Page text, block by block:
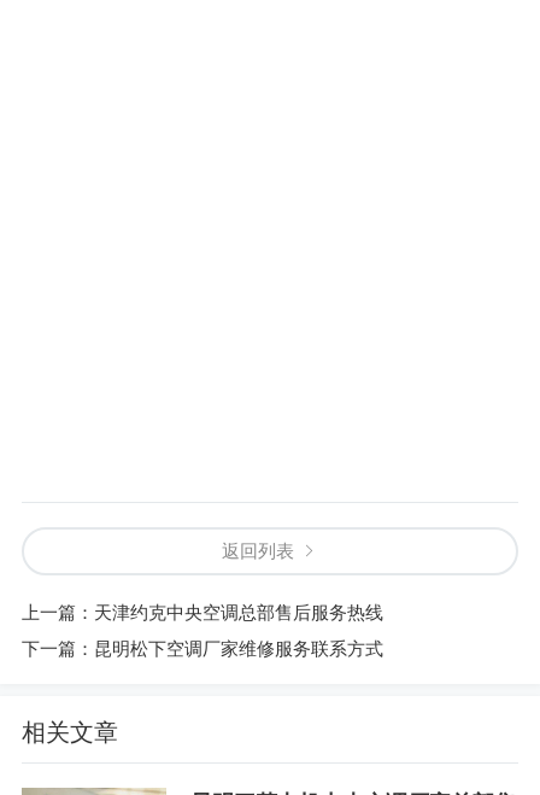
返回列表
上一篇： 天津约克中央空调总部售后服务热线
下一篇： 昆明松下空调厂家维修服务联系方式
相关文章